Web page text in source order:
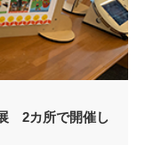
2カ所で開催し